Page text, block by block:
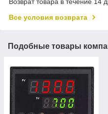
Все условия возврата
Подобные товары